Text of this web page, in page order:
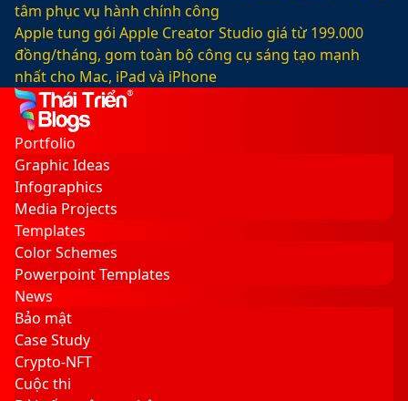
tâm phục vụ hành chính công
Apple tung gói Apple Creator Studio giá từ 199.000
đồng/tháng, gom toàn bộ công cụ sáng tạo mạnh
nhất cho Mac, iPad và iPhone
Facebook
X
LinkedIn
YouTube
Google
Play
Sidebar
Switch
skin
Portfolio
Graphic Ideas
Infographics
Media Projects
Templates
Color Schemes
Powerpoint Templates
News
Bảo mật
Case Study
Crypto-NFT
Cuộc thi